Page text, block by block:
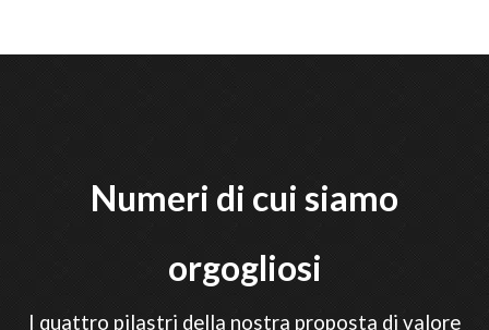
La tua email (necessario)
Numeri di cui siamo
orgogliosi
I quattro pilastri della nostra proposta di valore